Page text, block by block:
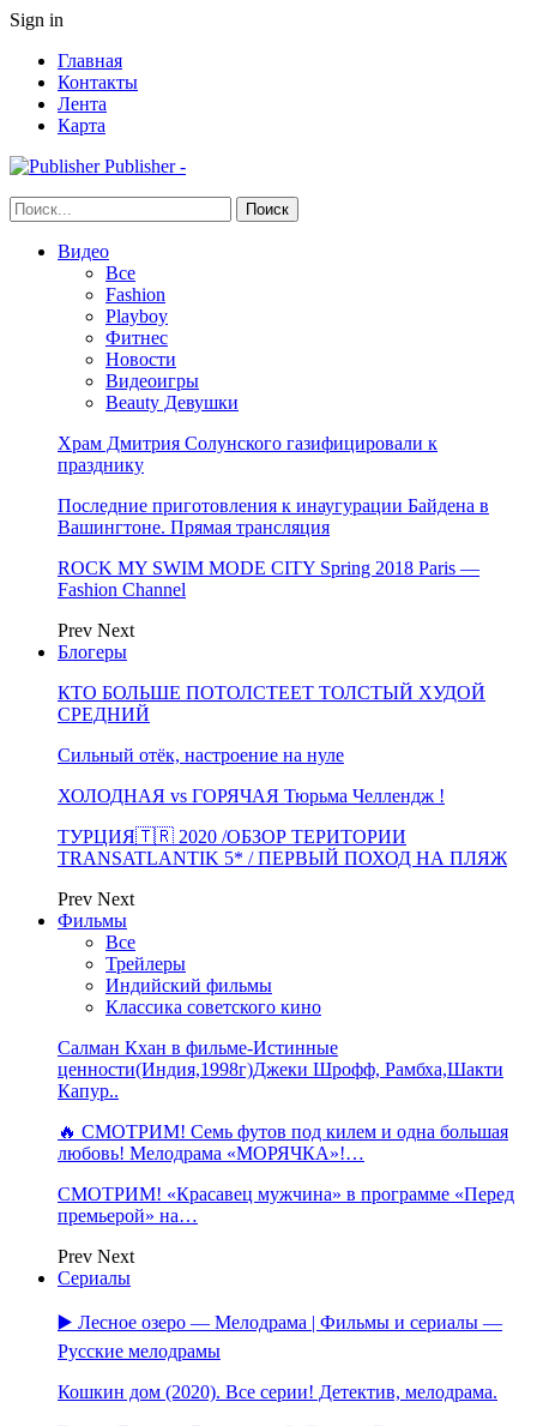
Sign in
Главная
Контакты
Лента
Карта
Publisher -
Видео
Все
Fashion
Playboy
Фитнес
Новости
Видеоигры
Beauty Девушки
Храм Дмитрия Солунского газифицировали к
празднику
Последние приготовления к инаугурации Байдена в
Вашингтоне. Прямая трансляция
ROCK MY SWIM MODE CITY Spring 2018 Paris —
Fashion Channel
Prev Next
Блогеры
КТО БОЛЬШЕ ПОТОЛСТЕЕТ ТОЛСТЫЙ ХУДОЙ
СРЕДНИЙ
Сильный отёк, настроение на нуле
ХОЛОДНАЯ vs ГОРЯЧАЯ Тюрьма Челлендж !
ТУРЦИЯ🇹🇷 2020 /ОБЗОР ТЕРИТОРИИ
TRANSATLANTIK 5* / ПЕРВЫЙ ПОХОД НА ПЛЯЖ
Prev Next
Фильмы
Все
Трейлеры
Индийский фильмы
Классика советского кино
Салман Кхан в фильме-Истинные
ценности(Индия,1998г)Джеки Шрофф, Рамбха,Шакти
Капур..
🔥 СМОТРИМ! Семь футов под килем и одна большая
любовь! Мелодрама «МОРЯЧКА»!…
СМОТРИМ! «Красавец мужчина» в программе «Перед
премьерой» на…
Prev Next
Сериалы
▶️ Лесное озеро — Мелодрама | Фильмы и сериалы —
Русские мелодрамы
Кошкин дом (2020). Все серии! Детектив, мелодрама.